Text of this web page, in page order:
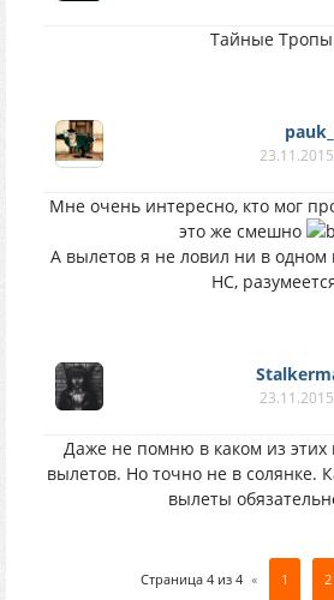
Тайные Тропы
Мне очень интересно, кто мог
это же смешно
А вылетов я не ловил ни в одном
НС,
Даже не помню в каком из
вылетов. Но точно не в солянке.
вылеты
Страница 4 из 4 « 1 2